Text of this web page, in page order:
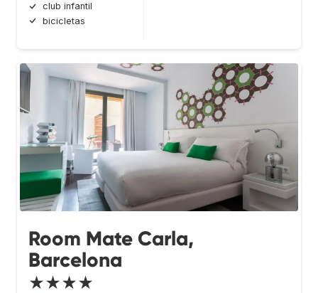
club infantil
bicicletas
Room Mate Carla,
Barcelona
★★★★